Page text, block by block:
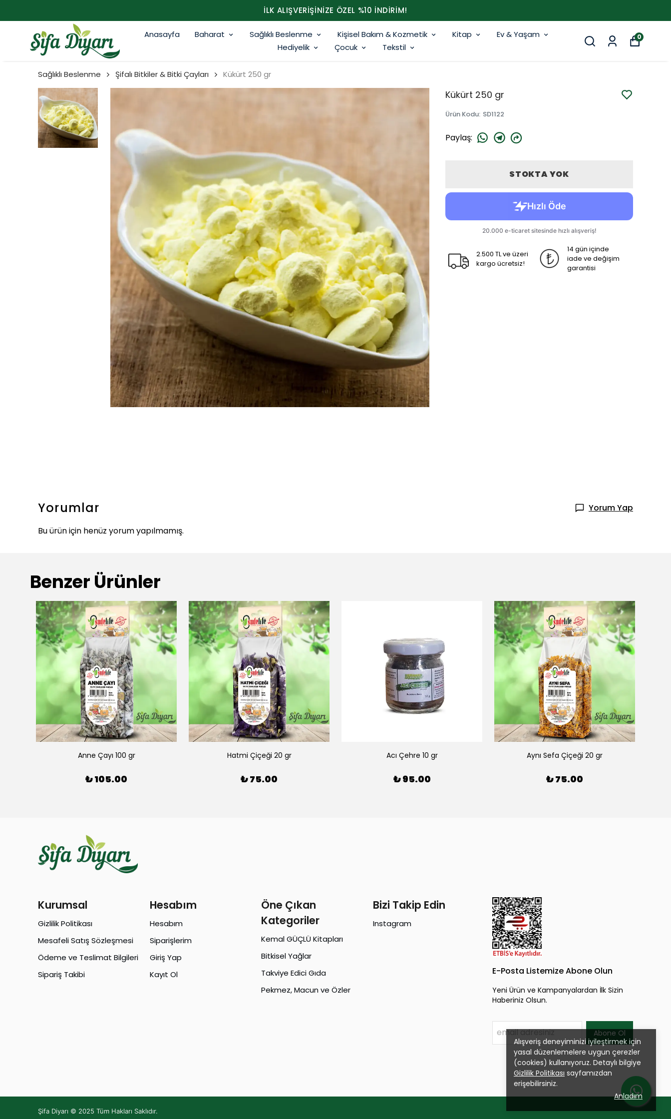
İLK ALIŞVERİŞİNİZE ÖZEL %10 İNDİRİM!
Anasayfa Baharat Sağlıklı Beslenme Kişisel Bakım & Kozmetik Kitap
Ev & Yaşam
Hediyelik
Çocuk Tekstil
0
Alışveriş deneyiminizi iyileştirmek için
yasal düzenlemelere uygun çerezler
(cookies) kullanıyoruz. Detaylı bilgiye
Gizlilik Politikası sayfamızdan
erişebilirsiniz.
Anladım
Sağlıklı Beslenme Şifalı Bitkiler & Bitki Çayları Kükürt 250 gr
Kükürt 250 gr
Ürün Kodu: SD1122
Paylaş:
STOKTA YOK
2.500 TL ve üzeri
kargo ücretsiz!
14 gün içinde
iade ve değişim
garantisi
Yorumlar
Yorum Yap
Bu ürün için henüz yorum yapılmamış.
Benzer Ürünler
Anne Çayı 100 gr
₺ 105.00
Hatmi Çiçeği 20 gr
₺ 75.00
Acı Çehre 10 gr
₺ 95.00
Aynı Sefa Çiçeği 20 gr
₺ 75.00
Kurumsal
Gizlilik Politikası
Mesafeli Satış Sözleşmesi
Ödeme ve Teslimat Bilgileri
Sipariş Takibi
Hesabım
Hesabım
Siparişlerim
Giriş Yap
Kayıt Ol
Öne Çıkan
Kategoriler
Kemal GÜÇLÜ Kitapları
Bitkisel Yağlar
Takviye Edici Gıda
Pekmez, Macun ve Özler
Bizi Takip Edin
Instagram
E-Posta Listemize Abone Olun
Yeni Ürün ve Kampanyalardan İlk Sizin
Haberiniz Olsun.
Abone Ol
Şifa Diyarı © 2025 Tüm Hakları Saklıdır.